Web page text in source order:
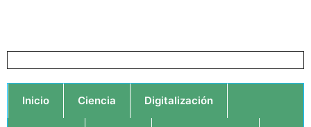
Inicio Ciencia Digitalización